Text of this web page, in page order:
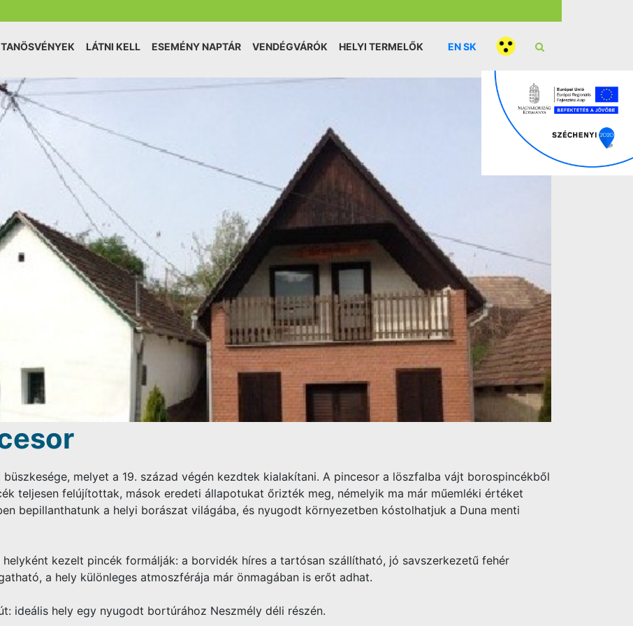
TANÖSVÉNYEK LÁTNI KELL ESEMÉNY NAPTÁR VENDÉGVÁRÓK HELYI TERMELŐK ENSK
melyet a 19. század végén kezdtek kialakítani. A pincesor a löszfalba vájt borospincékből
teljesen felújítottak, mások eredeti állapotukat őrizték meg, némelyik ma már műemléki értéket
bepillanthatunk a helyi borászat világába, és nyugodt környezetben kóstolhatjuk a Duna menti
kezelt pincék formálják: a borvidék híres a tartósan szállítható, jó savszerkezetű fehér
a hely különleges atmoszférája már önmagában is erőt adhat.
ideális hely egy nyugodt bortúrához Neszmély déli részén.